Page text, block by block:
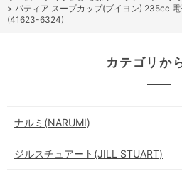
> パティア スープカップ(ブイヨン) 235cc
(41623-6324)
カテゴリか
ナルミ(NARUMI)
ジルスチュアート(JILL STUART)